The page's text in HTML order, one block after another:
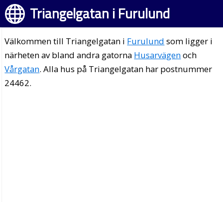
Triangelgatan i Furulund
Välkommen till Triangelgatan i Furulund som ligger i
närheten av bland andra gatorna Husarvägenoch
Vårgatan. Alla hus på Triangelgatan har postnummer
24462.